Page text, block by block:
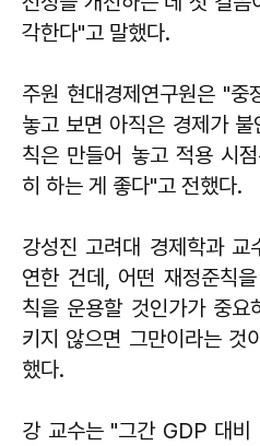
각한다"고 말했다.
주원 현대경제연구원은 "중
놓고 보면 아직은 경제가
칙은 만들어 놓고 적용 시
히 하는 게 좋다"고 전했다.
강성진 고려대 경제학과
연한 건데, 어떤 재정준칙
칙을 운용할 것인가가 중요
키지 않으면 그만이라는 것
했다.
강 교수는 "그간 GDP 대